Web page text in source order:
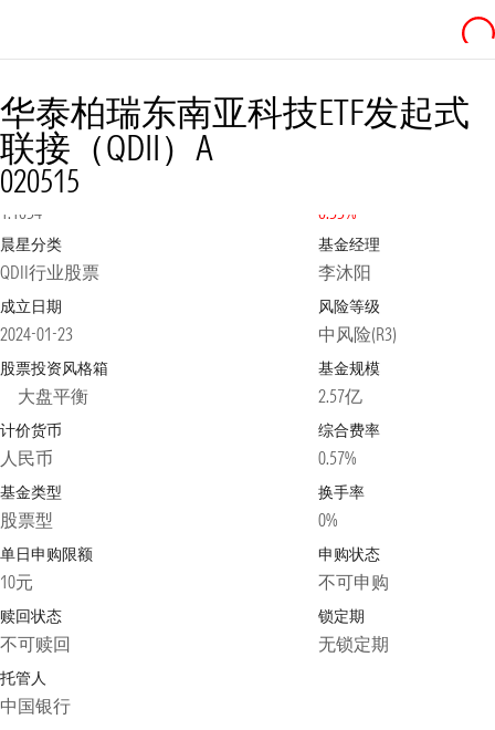
华泰柏瑞东南亚科技ETF发起式
联接（QDII）A
020515
净值2026-08-05
1.1034 0.33%
晨星分类
QDII行业股票
基金经理
李沐阳
成立日期
2024-01-23
风险等级
中风险(R3)
股票投资风格箱
大盘平衡
基金规模
2.57亿
计价货币
人民币
综合费率
0.57%
基金类型
股票型
换手率
0%
单日申购限额
10元
申购状态
不可申购
赎回状态
不可赎回
锁定期
无锁定期
托管人
中国银行